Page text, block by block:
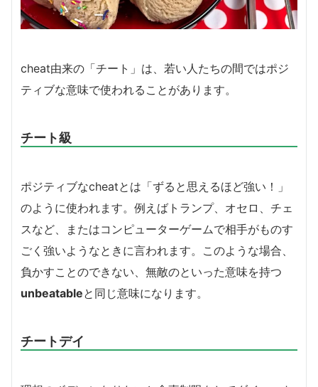
cheat由来の「チート」は、若い人たちの間ではポジ
ティブな意味で使われることがあります。
チート級
ポジティブなcheatとは「ずると思えるほど強い！」
のように使われます。例えばトランプ、オセロ、チェ
スなど、またはコンピューターゲームで相手がものす
ごく強いようなときに言われます。このような場合、
負かすことのできない、無敵のといった意味を持つ
unbeatableと同じ意味になります。
チートデイ